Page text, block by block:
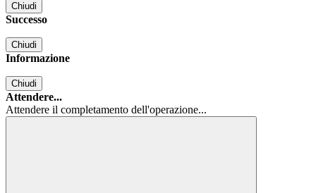
Chiudi
Successo
Chiudi
Informazione
Chiudi
Attendere...
Attendere il completamento dell'operazione...